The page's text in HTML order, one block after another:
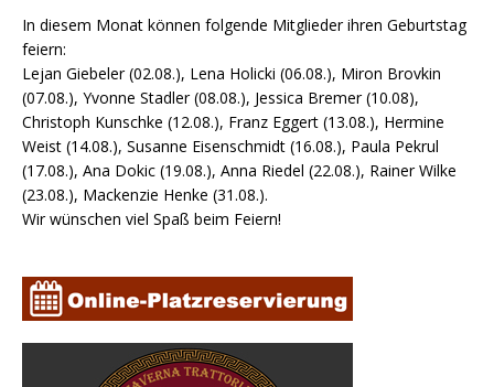
In diesem Monat können folgende Mitglieder ihren Geburtstag
feiern:
Lejan Giebeler (02.08.), Lena Holicki (06.08.), Miron Brovkin
(07.08.), Yvonne Stadler (08.08.), Jessica Bremer (10.08),
Christoph Kunschke (12.08.), Franz Eggert (13.08.), Hermine
Weist (14.08.), Susanne Eisenschmidt (16.08.), Paula Pekrul
(17.08.), Ana Dokic (19.08.), Anna Riedel (22.08.), Rainer Wilke
(23.08.), Mackenzie Henke (31.08.).
Wir wünschen viel Spaß beim Feiern!